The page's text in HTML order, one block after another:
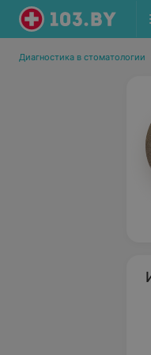
Диагностика в стоматологии